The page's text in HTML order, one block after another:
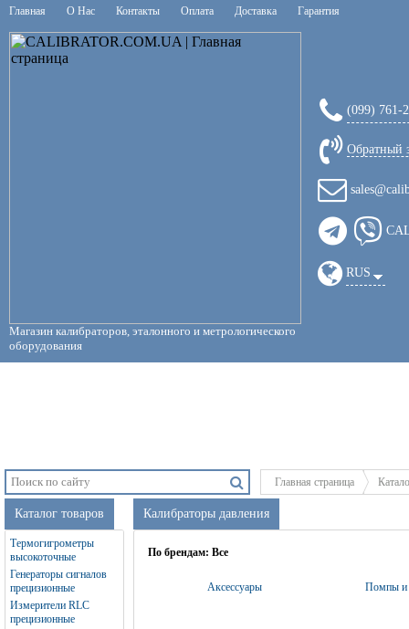
Главная О Нас Контакты Оплата Доставка Гарантия
Магазин калибраторов, эталонного и метрологического
оборудования
(099) 761-
Обратный
RUS
Главная страница
Каталог товаров
Термогигрометры
высокоточные
Генераторы сигналов
прецизионные
Измерители RLC
прецизионные
Калибраторы давления
По брендам: Все
Аксессуары Помпы и